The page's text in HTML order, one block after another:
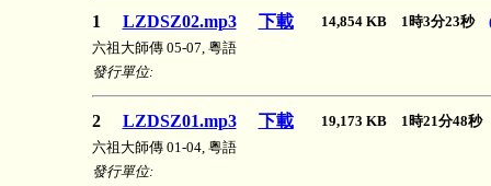
1 LZDSZ02.mp3 下載 14,854 KB 1時3分23秒
六祖大師傳 05-07, 粵語
發行單位:
2 LZDSZ01.mp3 下載
19,173 KB 1時21分48
六祖大師傳 01-04, 粵語
發行單位: